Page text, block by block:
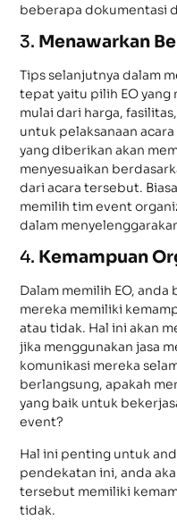
beberapa dokumentasi
3. Menawarkan
Tips selanjutnya dalam
tepat yaitu pilih EO
mulai dari harga,
untuk pelaksanaan
yang diberikan akan
menyesuaikan
dari acara tersebut.
memilih tim event
dalam
4. Kemampuan
Dalam memilih EO,
mereka memiliki
atau tidak. Hal ini akan
jika menggunakan jasa
komunikasi mereka
berlangsung, apakah
yang baik untuk
event?
Hal ini penting untuk
pendekatan ini, anda
tersebut memiliki
tidak.